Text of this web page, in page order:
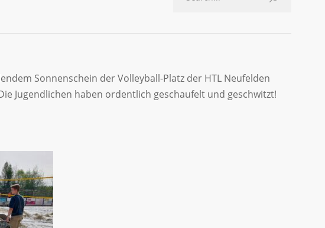
Sonnenschein der Volleyball-Platz der HTL Neufelden
Jugendlichen haben ordentlich geschaufelt und geschwitzt!